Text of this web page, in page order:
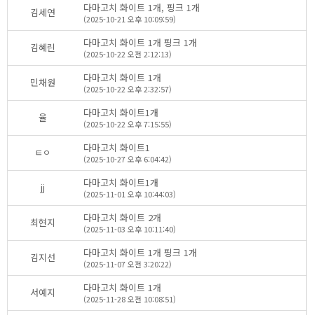
김세연 다마고치화이트1개,핑크1개
(2025-10-21오후10:09:59)
김혜린 다마고치화이트1개핑크1개
(2025-10-22오전2:12:13)
민채원 다마고치화이트1개
(2025-10-22오후2:32:57)
율 다마고치화이트1개
(2025-10-22오후7:15:55)
ㅌㅇ 다마고치화이트1
(2025-10-27오후6:04:42)
jj 다마고치화이트1개
(2025-11-01오후10:44:03)
최현지 다마고치화이트2개
(2025-11-03오후10:11:40)
김지선 다마고치화이트1개핑크1개
(2025-11-07오전3:20:22)
서예지 다마고치화이트1개
(2025-11-28오전10:08:51)